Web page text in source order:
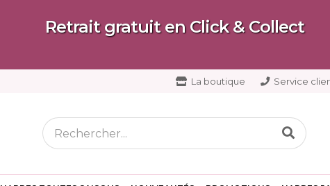
Retrait gratuit en Click & Collect
La boutique Service